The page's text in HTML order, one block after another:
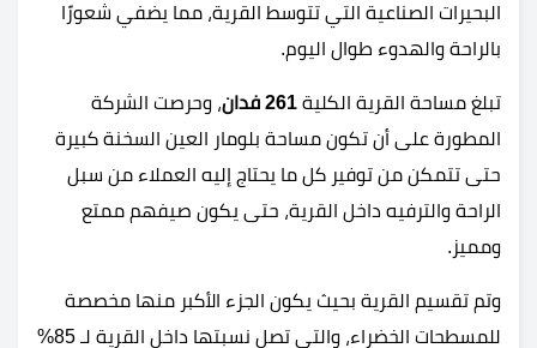
البحيرات الصناعية التي تتوسط القرية، مما يضفي شعورًا
بالراحة والهدوء طوال اليوم.
تبلغ مساحة القرية الكلية 261 فدان
، وحرصت الشركة
المطورة على أن تكون مساحة بلومار العين السخنة كبيرة
حتى تتمكن من توفير كل ما يحتاج إليه العملاء من سبل
الراحة والترفيه داخل القرية، حتى يكون صيفهم ممتع
ومميز.
وتم تقسيم القرية بحيث يكون الجزء الأكبر منها مخصصة
للمسطحات الخضراء، والتي تصل نسبتها داخل القرية لـ 85%